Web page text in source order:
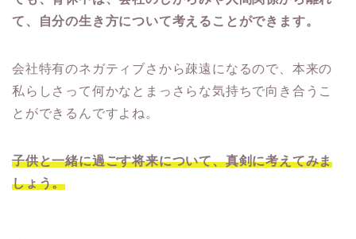
て、自分の生き方について考えることができます。
会社特有のネガティブさから疎遠になるので、本来の
私らしさって何かなとまっさらな気持ちで向き合うこ
とができるんですよね。
子供と一緒に過ごす将来について、真剣に考えてみま
しょう。